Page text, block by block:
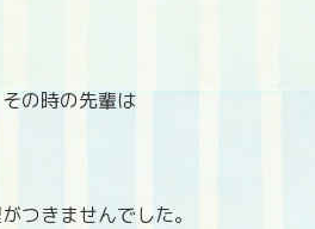
の時の先輩は
つきませんでした。